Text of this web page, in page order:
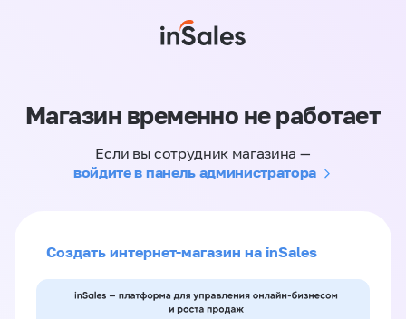
Магазин временно не работает
Если вы сотрудник магазина —
войдите в панель администратора
Создать интернет-магазин на inSales